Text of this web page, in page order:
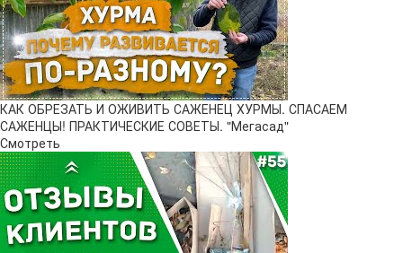
КАК ОБРЕЗАТЬ И ОЖИВИТЬ САЖЕНЕЦ ХУРМЫ. СПАСАЕМ
САЖЕНЦЫ! ПРАКТИЧЕСКИЕ СОВЕТЫ. "Мегасад"
Смотреть